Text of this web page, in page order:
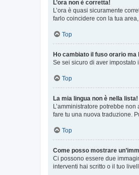
L’ora non è corretta!
L’ora è quasi sicuramente
farlo coincidere con la tua
Top
Ho cambiato il fuso orario ma
Se sei sicuro di aver impostato
Top
La mia lingua non è nella lista!
L’amministratore potrebbe
fare tu una nuova traduzione.
Top
Come posso mostrare
Ci possono essere due
interventi hai scritto o il tuo